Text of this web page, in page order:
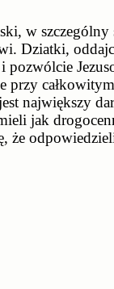
w
Dziatki,
i pozwólcie
największy
jak
że